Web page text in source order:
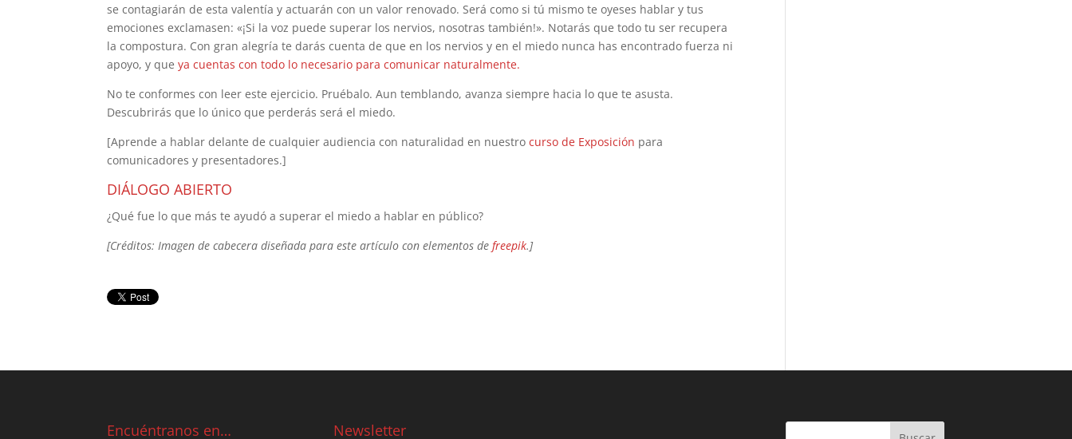
se contagiarán de esta valentía y actuarán con un valor renovado. Será como si tú mismo te oyeses hablar y tus
emociones exclamasen: «¡Si la voz puede superar los nervios, nosotras también!». Notarás que todo tu ser recupera
la compostura. Con gran alegría te darás cuenta de que en los nervios y en el miedo nunca has encontrado fuerza ni
apoyo, y queya cuentas con todo lo necesario para comunicar naturalmente.
No te conformes con leer este ejercicio. Pruébalo. Aun temblando, avanza siempre hacia lo que te asusta.
Descubrirás que lo único que perderás será el miedo.
[Aprende a hablar delante de cualquier audiencia con naturalidad en nuestrocurso de Exposición para
comunicadores y presentadores.]
DIÁLOGO ABIERTO
¿Qué fue lo que más te ayudó a superar el miedo a hablar en público?
[Créditos: Imagen de cabecera diseñada para este artículo con elementos defreepik.]
Encuéntranos en… Newsletter